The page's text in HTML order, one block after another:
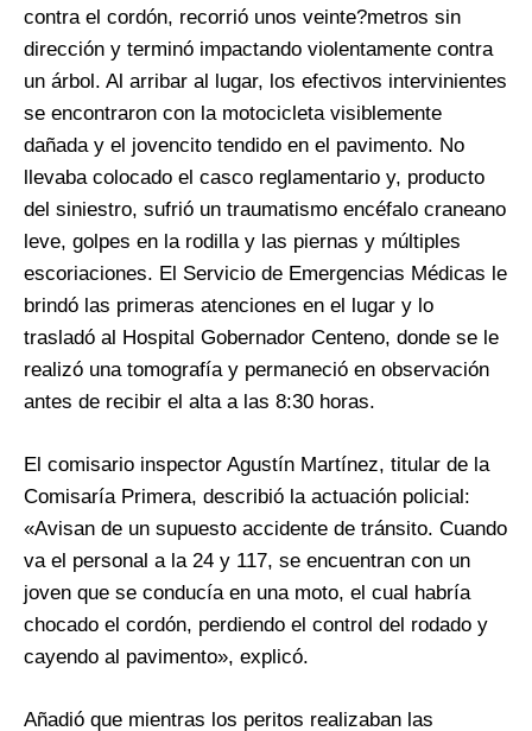
contra el cordón, recorrió unos veinte?metros sin
dirección y terminó impactando violentamente contra
un árbol. Al arribar al lugar, los efectivos intervinientes
se encontraron con la motocicleta visiblemente
dañada y el jovencito tendido en el pavimento. No
llevaba colocado el casco reglamentario y, producto
del siniestro, sufrió un traumatismo encéfalo craneano
leve, golpes en la rodilla y las piernas y múltiples
escoriaciones. El Servicio de Emergencias Médicas le
brindó las primeras atenciones en el lugar y lo
trasladó al Hospital Gobernador Centeno, donde se le
realizó una tomografía y permaneció en observación
antes de recibir el alta a las 8:30 horas.
El comisario inspector Agustín Martínez, titular de la
Comisaría Primera, describió la actuación policial:
«Avisan de un supuesto accidente de tránsito. Cuando
va el personal a la 24 y 117, se encuentran con un
joven que se conducía en una moto, el cual habría
chocado el cordón, perdiendo el control del rodado y
cayendo al pavimento», explicó.
Añadió que mientras los peritos realizaban las